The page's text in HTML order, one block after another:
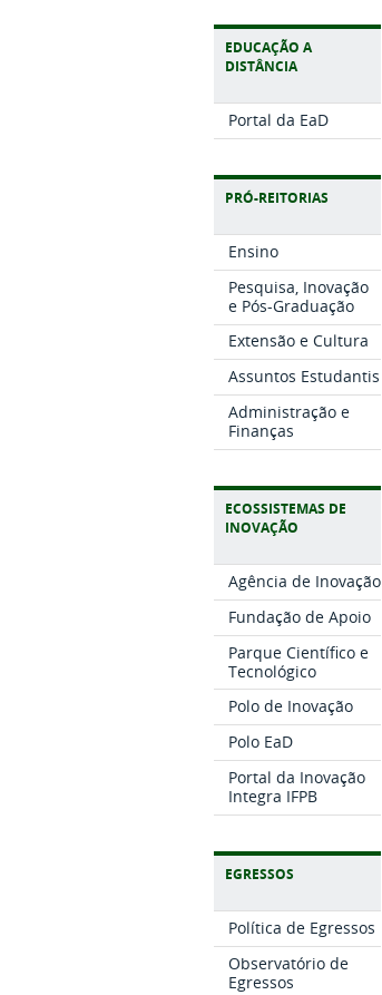
EDUCAÇÃO A
DISTÂNCIA
Portal da EaD
PRÓ-REITORIAS
Ensino
Pesquisa, Inovação
e Pós-Graduação
Extensão e Cultura
Assuntos Estudantis
Administração e
Finanças
ECOSSISTEMAS DE
INOVAÇÃO
Agência de Inovação
Fundação de Apoio
Parque Científico e
Tecnológico
Polo de Inovação
Polo EaD
Portal da Inovação
Integra IFPB
EGRESSOS
Política de Egressos
Observatório de
Egressos